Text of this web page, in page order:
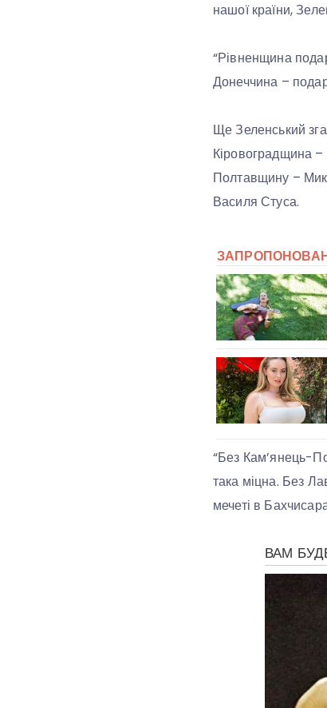
нашої країни,
“Рівненщина
Донеччина –
Ще Зеленський
Кіровоградщина
Полтавщину –
Василя Стуса.
“Без Кам’янець-
така міцна. Без
мечеті в